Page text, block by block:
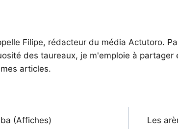
Filipe, rédacteur du média Actutoro.
des taureaux, je m'emploie à
articles.
(Affiches)
Les